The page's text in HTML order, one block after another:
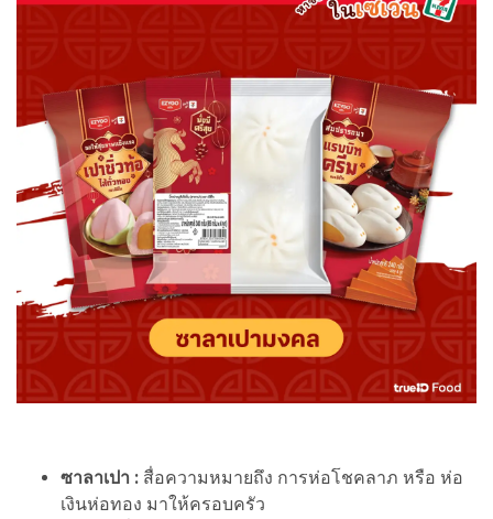
ซาลาเปา : สื่อความหมายถึง การห่อโชคลาภ หรือ ห่อ
เงินห่อทอง มาให้ครอบครัว